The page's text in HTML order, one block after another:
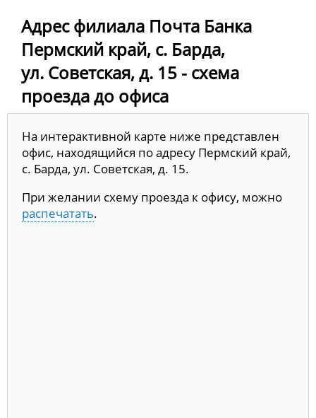
Адрес филиала Почта Банка
Пермский край, с. Барда,
ул. Советская, д. 15 - схема
проезда до офиса
На интерактивной карте ниже представлен
офис, находящийся по адресу Пермский край,
с. Барда, ул. Советская, д. 15.
При желании схему проезда к офису, можно
распечатать.